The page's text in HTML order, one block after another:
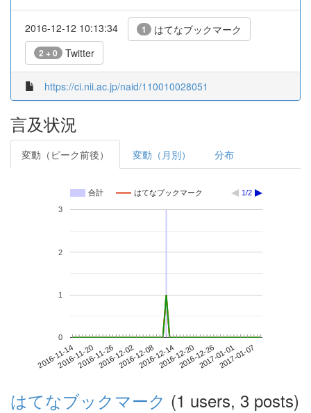
2016-12-12 10:13:34 1 はてなブックマーク
2 + 0 Twitter
https://ci.nii.ac.jp/naid/110010028051
言及状況
変動（ピーク前後） 変動（月別） 分布
合計 はてなブックマーク 1/2
2016-11-142016-11-202016-11-262016-12-022016-12-082016-12-142016-12-202016-12-262017-01-012017-01-07
0
1
2
3
はてなブックマーク (1 users, 3 posts)